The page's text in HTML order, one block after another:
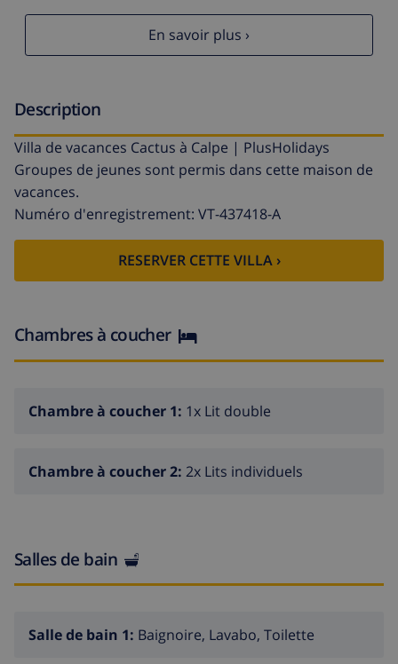
En savoir plus ›
Description
Villa de vacances Cactus à Calpe | PlusHolidays
Groupes de jeunes sont permis dans cette maison de
vacances.
Numéro d'enregistrement: VT-437418-A
RESERVER CETTE VILLA ›
Chambres à coucher
Chambre à coucher 1: 1x Lit double
Chambre à coucher 2: 2x Lits individuels
Salles de bain
Salle de bain 1: Baignoire, Lavabo, Toilette